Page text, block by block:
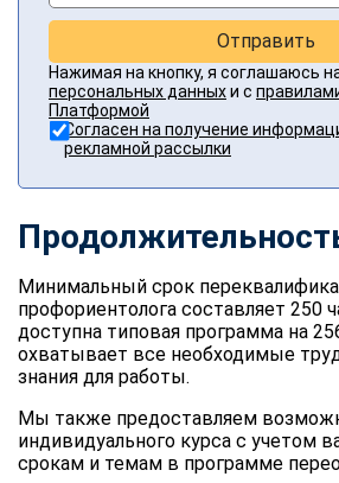
Отправить
Нажимая на кнопку, я соглашаюсь
персональных данныхи с
Платформой
Согласен на получение
рекламной рассылки
Минимальный срок
профориентолога составляет 250
доступна типовая программа на
охватывает все необходимые
знания для работы.
Мы также предоставляем
индивидуального курса с учетом
срокам и темам в программе